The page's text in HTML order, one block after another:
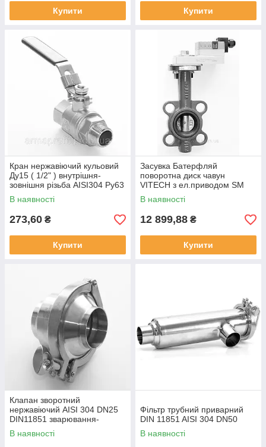
Купити Купити
Кран нержавіючий кульовий
Ду15 ( 1/2" ) внутрішня-
зовнішня різьба AISI304 Ру63
В наявності
273,60 ₴
Купити
Засувка Батерфляй
поворотна диск чавун
VITECH з ел.приводом SM
BELIMO Ду50 Ру16
В наявності
12 899,88 ₴
Купити
Клапан зворотний
нержавіючий AISI 304 DN25
DIN11851 зварювання-
зварювання
В наявності
Фільтр трубний приварний
DIN 11851 AISI 304 DN50
В наявності